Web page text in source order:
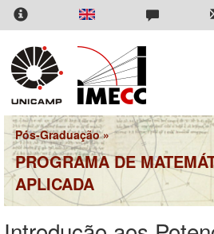
Pular
para
conteúdo
principal
Pós-Graduação»
PROGRAMA DE
APLICADA